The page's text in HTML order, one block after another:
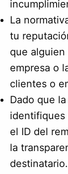
La
tu
que
empresa o
clientes o
Dado que
identifiques
el ID del
la
destinatario.